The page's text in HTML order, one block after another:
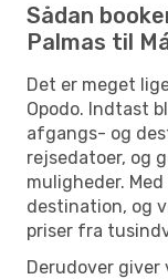
Sådan
Palmas til
Det er meget
Opodo. Indtast
afgangs- og
rejsedatoer, og
muligheder.
destination, og
priser fra
Derudover giver